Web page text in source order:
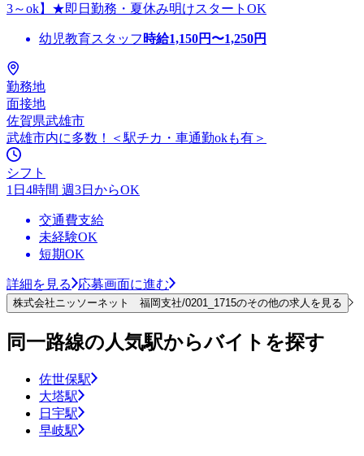
3～ok】★即日勤務・夏休み明けスタートOK
幼児教育スタッフ 時給1,150円〜1,250円
勤務地
面接地
佐賀県武雄市
武雄市内に多数！＜駅チカ・車通勤okも有＞
シフト
1日4時間 週3日からOK
交通費支給
未経験OK
短期OK
詳細を見る 応募画面に進む
株式会社ニッソーネット 福岡支社/0201_1715のその他の求人を見る
同一路線の人気駅からバイトを探す
佐世保駅
大塔駅
日宇駅
早岐駅